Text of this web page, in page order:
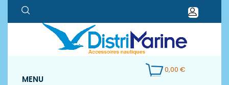
0,00 €
MENU